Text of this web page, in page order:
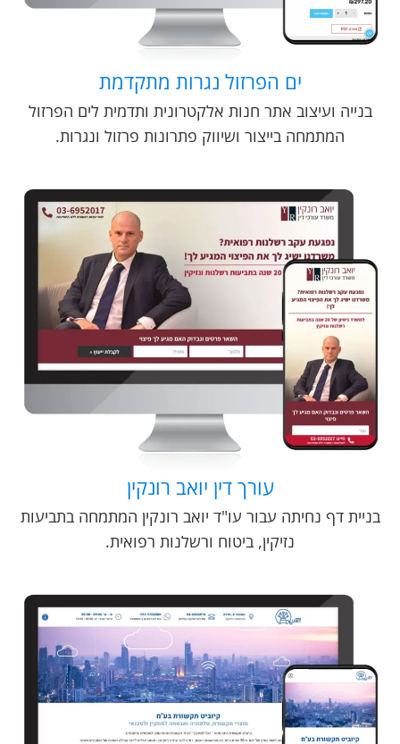
ים הפרזול נגרות מתקדמת
בנייה ועיצוב אתר חנות אלקטרונית ותדמית לים הפרזול
המתמחה בייצור ושיווק פתרונות פרזול ונגרות.
עורך דין יואב רונקין
בניית דף נחיתה עבור עו"ד יואב רונקין המתמחה בתביעות
נזיקין, ביטוח ורשלנות רפואית.